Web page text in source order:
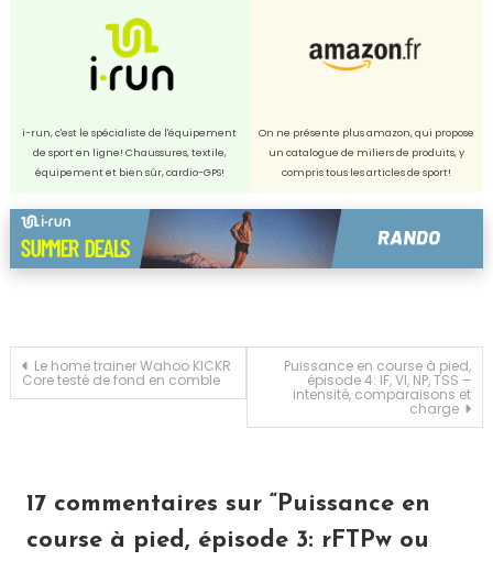
i-run, c'est le spécialiste de l'équipement
de sport en ligne! Chaussures, textile,
équipement et bien sûr, cardio-GPS!
On ne présente plus amazon, qui propose
un catalogue de miliers de produits, y
compris tous les articles de sport!
Navigation
Le home trainer Wahoo KICKR
Core testé de fond en comble
Puissance en course à pied,
épisode 4: IF, VI, NP, TSS –
intensité, comparaisons et
charge
17 commentaires sur “Puissance en
course à pied, épisode 3: rFTPw ou